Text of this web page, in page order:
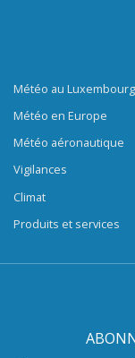
Météo au Luxembourg
Météo en Europe
Météo aéronautique
Vigilances
Climat
Produits et services